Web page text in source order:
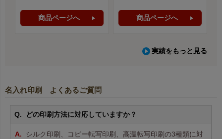
商品ページへ 商品ページへ
実績をもっと見る
名入れ印刷 よくあるご質問
どの印刷方法に対応していますか？
シルク印刷、コピー転写印刷、高温転写印刷の3種類に対